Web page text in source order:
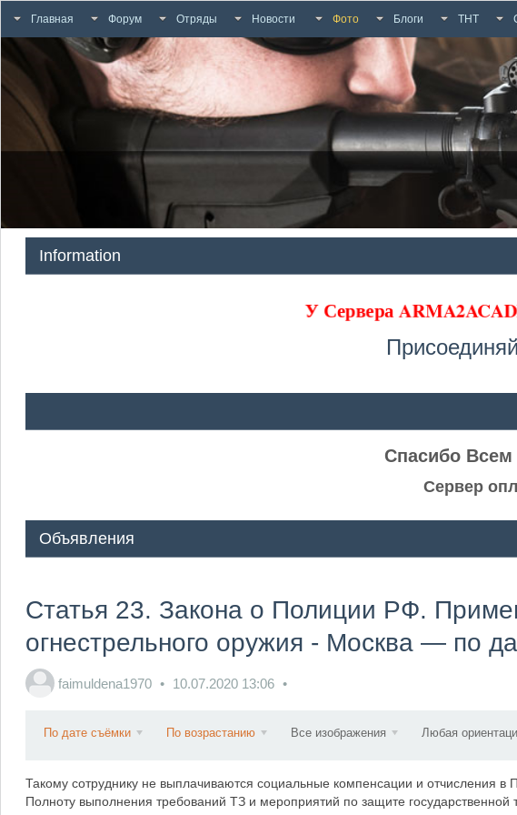
Главная Форум Отряды Новости Фото Блоги ТНТ
Information
У Сервера
Спасибо Всем
Сервер
Объявления
Статья 23. Закона о Полиции РФ.
огнестрельного оружия - Москва — по
faimuldena1970 10.07.2020 13:06
По дате съёмки По возрастанию Все изображения Любая
Такому сотруднику не выплачиваются социальные компенсации и отчисления в
Полноту выполнения требований ТЗ и мероприятий по защите